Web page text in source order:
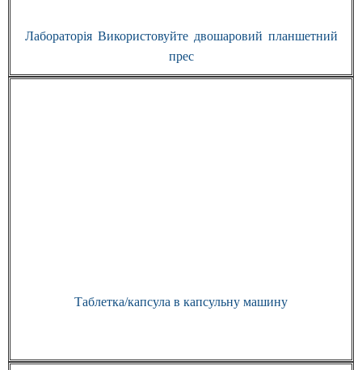
Лабораторія Використовуйте двошаровий планшетний
прес
Таблетка/капсула в капсульну машину